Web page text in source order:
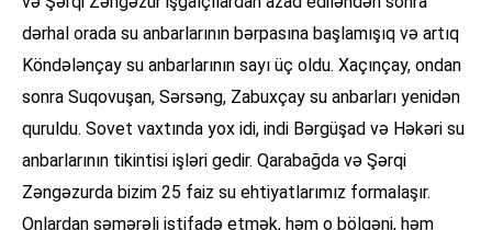
dərhal orada su anbarlarının bərpasına başlamışıq və artıq
Köndələnçay su anbarlarının sayı üç oldu. Xaçınçay, ondan
sonra Suqovuşan, Sərsəng, Zabuxçay su anbarları yenidən
quruldu. Sovet vaxtında yox idi, indi Bərgüşad və Həkəri su
anbarlarının tikintisi işləri gedir. Qarabağda və Şərqi
Zəngəzurda bizim 25 faiz su ehtiyatlarımız formalaşır.
Onlardan səmərəli istifadə etmək, həm o bölgəni, həm